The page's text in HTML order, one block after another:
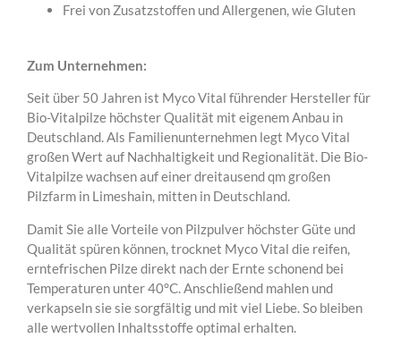
Frei von Zusatzstoffen und Allergenen, wie Gluten
Zum Unternehmen:
Seit über 50 Jahren ist Myco Vital führender Hersteller für
Bio-Vitalpilze höchster Qualität mit eigenem Anbau in
Deutschland. Als Familienunternehmen legt Myco Vital
großen Wert auf Nachhaltigkeit und Regionalität. Die Bio-
Vitalpilze wachsen auf einer dreitausend qm großen
Pilzfarm in Limeshain, mitten in Deutschland.
Damit Sie alle Vorteile von Pilzpulver höchster Güte und
Qualität spüren können, trocknet Myco Vital die reifen,
erntefrischen Pilze direkt nach der Ernte schonend bei
Temperaturen unter 40°C. Anschließend mahlen und
verkapseln sie sie sorgfältig und mit viel Liebe. So bleiben
alle wertvollen Inhaltsstoffe optimal erhalten.